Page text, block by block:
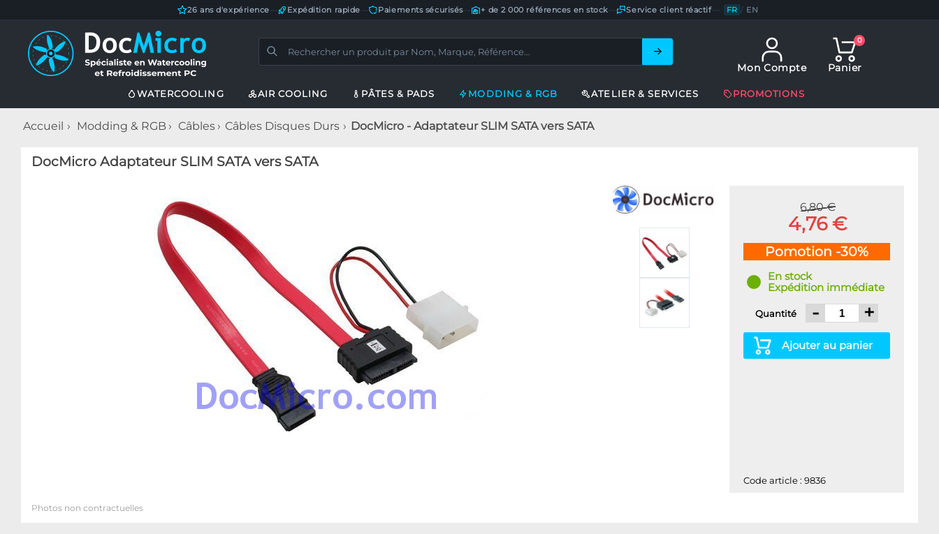
26 ans d'expérience Expédition rapide Paiements sécurisés— + de 2 000 références en stock Service client réactif— FR / EN
Mon Compte
0
Panier
WATERCOOLING AIR COOLING PÂTES & PADS MODDING & RGB ATELIER & SERVICES PROMOTIONS
Accueil Modding & RGB Câbles Câbles Disques Durs DocMicro - Adaptateur SLIM SATA vers SATA
DocMicro Adaptateur SLIM SATA vers SATA
6,80 €
4,76 €
Pomotion -30%
En stock
Expédition immédiate
Quantité - +
Ajouter au panier
Code article : 9836
Photos non contractuelles